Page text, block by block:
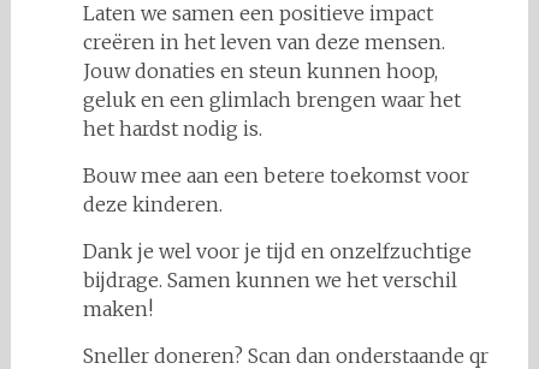
Laten we samen een positieve impact
creëren in het leven van deze mensen.
Jouw donaties en steun kunnen hoop,
geluk en een glimlach brengen waar het
het hardst nodig is.
Bouw mee aan een betere toekomst voor
deze kinderen.
Dank je wel voor je tijd en onzelfzuchtige
bijdrage. Samen kunnen we het verschil
maken!
Sneller doneren? Scan dan onderstaande qr